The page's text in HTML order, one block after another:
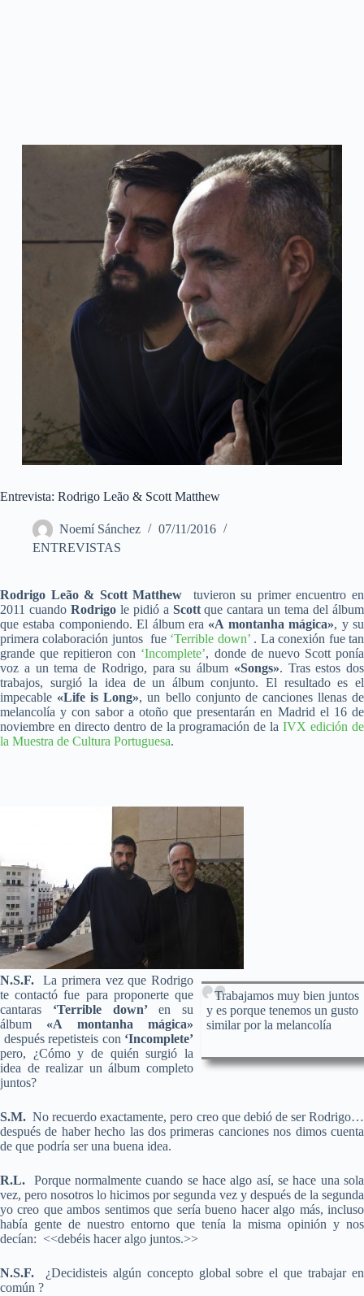
Entrevista: Rodrigo Leão & Scott Matthew
Noemí Sánchez
07/11/2016
ENTREVISTAS
Rodrigo Leão & Scott Matthew tuvieron su primer encuentro en
2011 cuando Rodrigole pidió a Scottque cantara un tema del álbum
que estaba componiendo. El álbum era «A montanha mágica», y su
primera colaboración juntos fue ‘Terrible down’ . La conexión fue tan
grande que repitieron con ‘Incomplete’, donde de nuevo Scott ponía
voz a un tema de Rodrigo, para su álbum «Songs». Tras estos dos
trabajos, surgió la idea de un álbum conjunto. El resultado es el
impecable «Life is Long», un bello conjunto de canciones llenas de
melancolía y con sabor a otoño que presentarán en Madrid el 16 de
noviembre en directo dentro de la programación de la IVX edición de
la Muestra de Cultura Portuguesa.
Trabajamos muy bien juntos
y es porque tenemos un gusto
similar por la melancolía
N.S.F. La primera vez que Rodrigo
te contactó fue para proponerte que
cantaras ‘Terrible down’en su
álbum «A montanha mágica»
después repetisteis con ‘Incomplete’
pero, ¿Cómo y de quién surgió la
idea de realizar un álbum completo
juntos?
S.M. No recuerdo exactamente, pero creo que debió de ser Rodrigo…
después de haber hecho las dos primeras canciones nos dimos cuenta
de que podría ser una buena idea.
R.L. Porque normalmente cuando se hace algo así, se hace una sola
vez, pero nosotros lo hicimos por segunda vez y después de la segunda
yo creo que ambos sentimos que sería bueno hacer algo más, incluso
había gente de nuestro entorno que tenía la misma opinión y nos
decían: <<debéis hacer algo juntos.>>
N.S.F. ¿Decidisteis algún concepto global sobre el que trabajar en
común ?